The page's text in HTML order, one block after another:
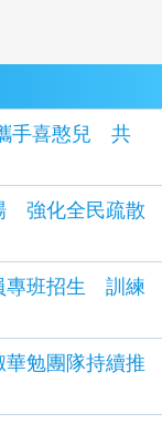
手喜憨兒 共
強化全民疏散
專班招生 訓練
勉團隊持續推